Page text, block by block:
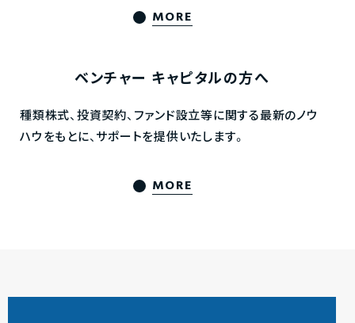
MORE
ベンチャー キャピタルの方へ
種類株式、投資契約、ファンド設立等に関する最新のノウ
ハウをもとに、サポートを提供いたします。
MORE